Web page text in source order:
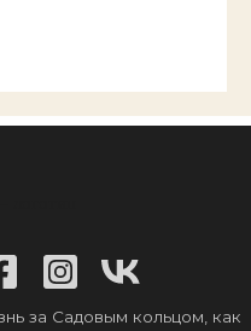
за Садовым кольцом, как